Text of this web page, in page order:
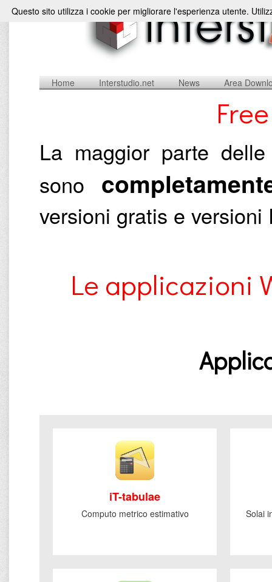
Home Interstudio.net News Area
La maggior parte
sono
versioni gratis e
Le applicazioni
iT-tabulae
Computo metrico estimativo Solai
Questo sito utilizza i cookie per migliorare l'esperienza utente.